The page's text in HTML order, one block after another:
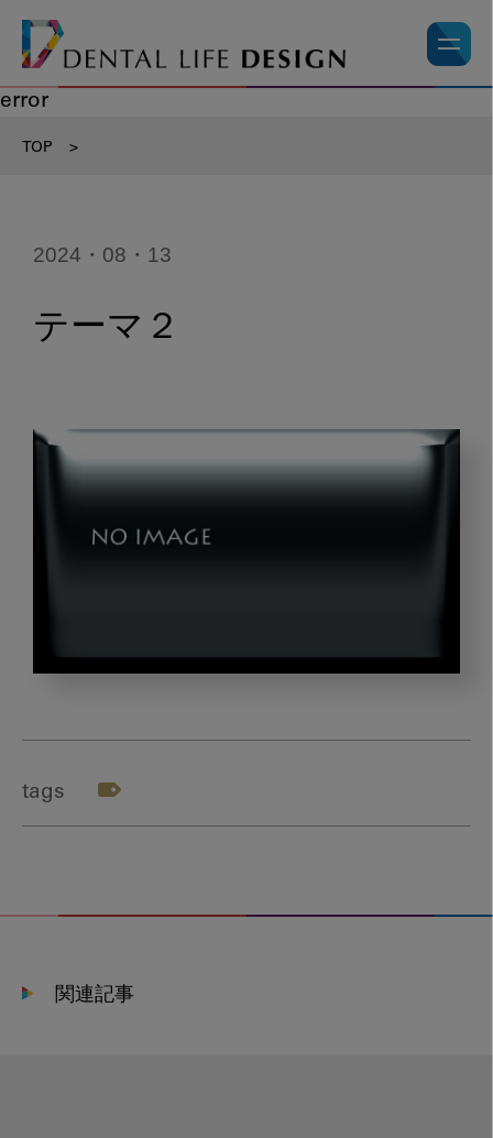
error
TOP >
2024・08・13
テーマ２
マ
tags
関連記事